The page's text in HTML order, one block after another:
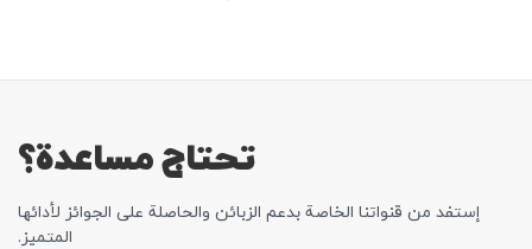
تحتاج مساعدة؟
إستفد من قنواتنا الخاصة بدعم الزبائن والحاصلة علی الجوائز لأدائها
المتمیز.